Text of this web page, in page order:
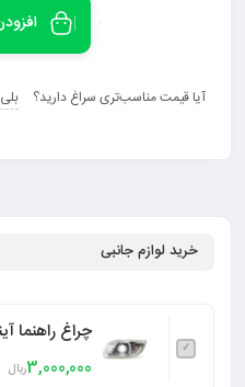
آیا قیمت مناسب‌تری سراغ دارید؟ بلی
خرید لوازم جانبی
چراغ راهنما
3,000,000ریال